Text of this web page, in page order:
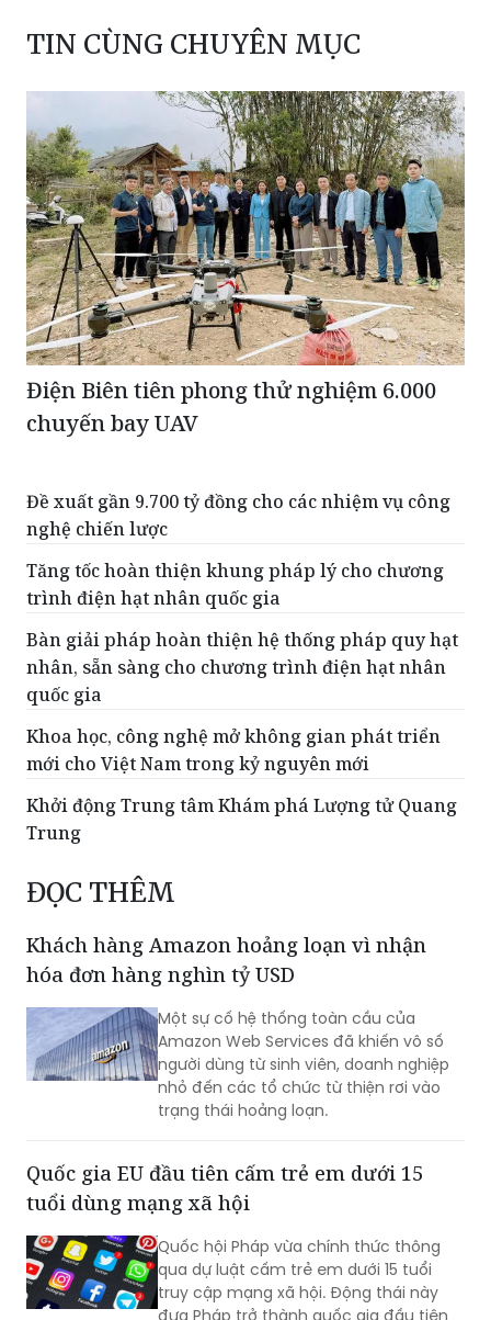
TIN CÙNG CHUYÊN MỤC
Điện Biên tiên phong thử nghiệm 6.000
chuyến bay UAV
Đề xuất gần 9.700 tỷ đồng cho các nhiệm vụ công
nghệ chiến lược
Tăng tốc hoàn thiện khung pháp lý cho chương
trình điện hạt nhân quốc gia
Bàn giải pháp hoàn thiện hệ thống pháp quy hạt
nhân, sẵn sàng cho chương trình điện hạt nhân
quốc gia
Khoa học, công nghệ mở không gian phát triển
mới cho Việt Nam trong kỷ nguyên mới
Khởi động Trung tâm Khám phá Lượng tử Quang
Trung
ĐỌC THÊM
Khách hàng Amazon hoảng loạn vì nhận
hóa đơn hàng nghìn tỷ USD
Một sự cố hệ thống toàn cầu của
Amazon Web Services đã khiến vô số
người dùng từ sinh viên, doanh nghiệp
nhỏ đến các tổ chức từ thiện rơi vào
trạng thái hoảng loạn.
Quốc gia EU đầu tiên cấm trẻ em dưới 15
tuổi dùng mạng xã hội
Quốc hội Pháp vừa chính thức thông
qua dự luật cấm trẻ em dưới 15 tuổi
truy cập mạng xã hội. Động thái này
đưa Pháp trở thành quốc gia đầu tiên